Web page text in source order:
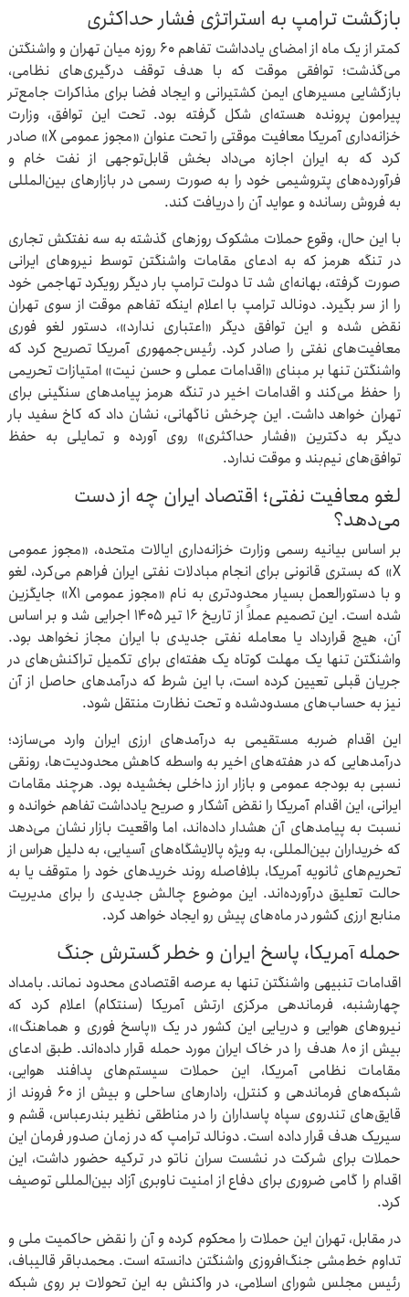
بازگشت ترامپ به استراتژی فشار حداکثری
کمتر از یک ماه از امضای یادداشت تفاهم ۶۰ روزه میان تهران و واشنگتن
می‌گذشت؛ توافقی موقت که با هدف توقف درگیری‌های نظامی،
بازگشایی مسیرهای ایمن کشتیرانی و ایجاد فضا برای مذاکرات جامع‌تر
پیرامون پرونده هسته‌ای شکل گرفته بود. تحت این توافق، وزارت
خزانه‌داری آمریکا معافیت موقتی را تحت عنوان «مجوز عمومی X» صادر
کرد که به ایران اجازه می‌داد بخش قابل‌توجهی از نفت خام و
فرآورده‌های پتروشیمی خود را به صورت رسمی در بازارهای بین‌المللی
به فروش رسانده و عواید آن را دریافت کند.
با این حال، وقوع حملات مشکوک روزهای گذشته به سه نفتکش تجاری
در تنگه هرمز که به ادعای مقامات واشنگتن توسط نیروهای ایرانی
صورت گرفته، بهانه‌ای شد تا دولت ترامپ بار دیگر رویکرد تهاجمی خود
را از سر بگیرد. دونالد ترامپ با اعلام اینکه تفاهم موقت از سوی تهران
نقض شده و این توافق دیگر «اعتباری ندارد»، دستور لغو فوری
معافیت‌های نفتی را صادر کرد. رئیس‌جمهوری آمریکا تصریح کرد که
واشنگتن تنها بر مبنای «اقدامات عملی و حسن نیت» امتیازات تحریمی
را حفظ می‌کند و اقدامات اخیر در تنگه هرمز پیامدهای سنگینی برای
تهران خواهد داشت. این چرخش ناگهانی، نشان داد که کاخ سفید بار
دیگر به دکترین «فشار حداکثری» روی آورده و تمایلی به حفظ
توافق‌های نیم‌بند و موقت ندارد.
لغو معافیت نفتی؛ اقتصاد ایران چه از دست
می‌دهد؟
بر اساس بیانیه رسمی وزارت خزانه‌داری ایالات متحده، «مجوز عمومی
X» که بستری قانونی برای انجام مبادلات نفتی ایران فراهم می‌کرد، لغو
و با دستورالعمل بسیار محدودتری به نام «مجوز عمومی X۱» جایگزین
شده است. این تصمیم عملاً از تاریخ ۱۶ تیر ۱۴۰۵ اجرایی شد و بر اساس
آن، هیچ قرارداد یا معامله نفتی جدیدی با ایران مجاز نخواهد بود.
واشنگتن تنها یک مهلت کوتاه یک هفته‌ای برای تکمیل تراکنش‌های در
جریان قبلی تعیین کرده است، با این شرط که درآمدهای حاصل از آن
نیز به حساب‌های مسدودشده و تحت نظارت منتقل شود.
این اقدام ضربه مستقیمی به درآمدهای ارزی ایران وارد می‌سازد؛
درآمدهایی که در هفته‌های اخیر به واسطه کاهش محدودیت‌ها، رونقی
نسبی به بودجه عمومی و بازار ارز داخلی بخشیده بود. هرچند مقامات
ایرانی، این اقدام آمریکا را نقض آشکار و صریح یادداشت تفاهم خوانده و
نسبت به پیامدهای آن هشدار داده‌اند، اما واقعیت بازار نشان می‌دهد
که خریداران بین‌المللی، به ویژه پالایشگاه‌های آسیایی، به دلیل هراس از
تحریم‌های ثانویه آمریکا، بلافاصله روند خریدهای خود را متوقف یا به
حالت تعلیق درآورده‌اند. این موضوع چالش جدیدی را برای مدیریت
منابع ارزی کشور در ماه‌های پیش رو ایجاد خواهد کرد.
حمله آمریکا، پاسخ ایران و خطر گسترش جنگ
اقدامات تنبیهی واشنگتن تنها به عرصه اقتصادی محدود نماند. بامداد
چهارشنبه، فرماندهی مرکزی ارتش آمریکا (سنتکام) اعلام کرد که
نیروهای هوایی و دریایی این کشور در یک «پاسخ فوری و هماهنگ»،
بیش از ۸۰ هدف را در خاک ایران مورد حمله قرار داده‌اند. طبق ادعای
مقامات نظامی آمریکا، این حملات سیستم‌های پدافند هوایی،
شبکه‌های فرماندهی و کنترل، رادارهای ساحلی و بیش از ۶۰ فروند از
قایق‌های تندروی سپاه پاسداران را در مناطقی نظیر بندرعباس، قشم و
سیریک هدف قرار داده است. دونالد ترامپ که در زمان صدور فرمان این
حملات برای شرکت در نشست سران ناتو در ترکیه حضور داشت، این
اقدام را گامی ضروری برای دفاع از امنیت ناوبری آزاد بین‌المللی توصیف
کرد.
در مقابل، تهران این حملات را محکوم کرده و آن را نقض حاکمیت ملی و
تداوم خط‌مشی جنگ‌افروزی واشنگتن دانسته است. محمدباقر قالیباف،
رئیس مجلس شورای اسلامی، در واکنش به این تحولات بر روی شبکه